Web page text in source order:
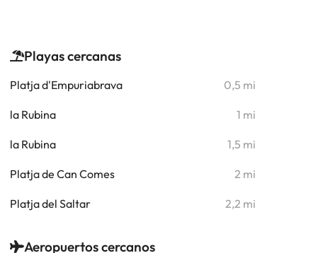
Playas cercanas
Platja d'Empuriabrava 0,5 mi
la Rubina 1 mi
la Rubina 1,5 mi
Platja de Can Comes 2 mi
Platja del Saltar 2,2 mi
Aeropuertos cercanos